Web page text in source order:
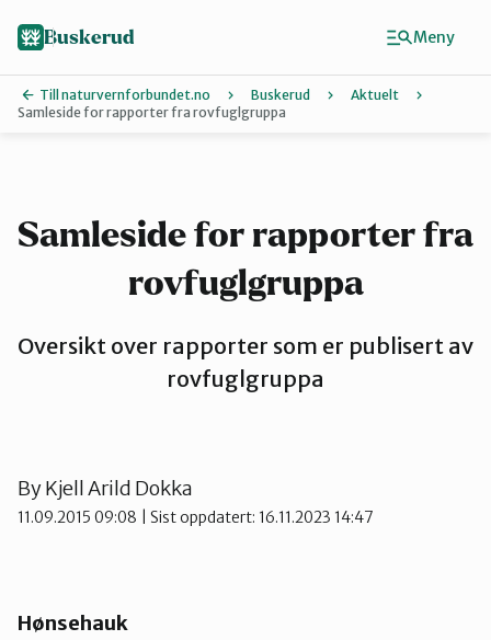
Hallingdal
Hole og Ringerike
Lier
Buskerud
Till naturvernforbundet.no Buskerud
Aktuelt
Samleside for rapporter fra rovfuglgruppa
Samleside for rapporter fra
rovfuglgruppa
Oversikt over rapporter som er publisert av
rovfuglgruppa
ByKjell Arild Dokka
11.09.2015 09:08 | Sist oppdatert: 16.11.2023 14:47
Hønsehauk